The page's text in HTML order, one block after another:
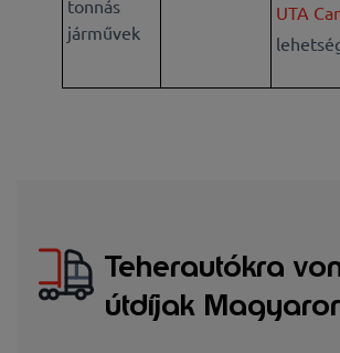
tonnás
járművek
UTA
Teherautókra
útdíjak